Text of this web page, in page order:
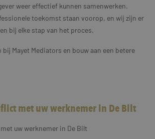
weer effectief kunnen samenwerken.
toekomst staan voorop, en wij zijn er
bij elke stap van het proces.
Mayet Mediators en bouw aan een betere
met uw werknemer in De Bilt
uw werknemer in De Bilt